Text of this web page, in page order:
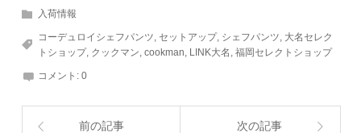
入荷情報
コーデュロイシェフパンツ, セットアップ, シェフパンツ, 大名セレク
トショップ, クックマン,cookman, LINK大名 ,福岡セレクトショップ
コメント:0
前の記事 次の記事